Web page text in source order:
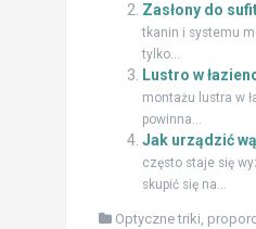
Zasłony do
tkanin i systemu
tylko...
Lustro w
montażu lustra w
powinna...
Jak urządzić
często staje się
skupić się na...
Optyczne triki,